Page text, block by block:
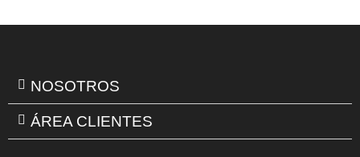
NOSOTROS
ÁREA CLIENTES